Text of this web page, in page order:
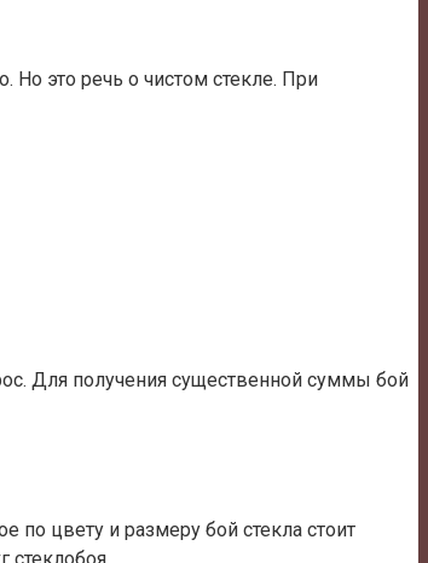
Но это речь о чистом стекле. При
Для получения существенной суммы бой
по цвету и размеру бой стекла стоит